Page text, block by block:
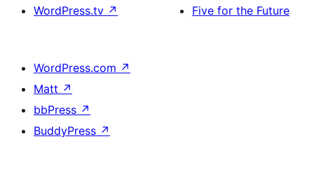
WordPress.tv ↗
Five for the Future
WordPress.com ↗
Matt ↗
bbPress ↗
BuddyPress ↗